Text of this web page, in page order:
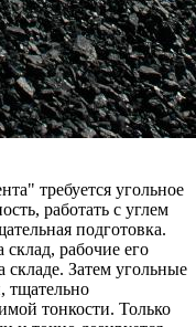
требуется угольное
работать с углем
подготовка.
склад, рабочие его
Затем угольные
тщательно
тонкости. Только